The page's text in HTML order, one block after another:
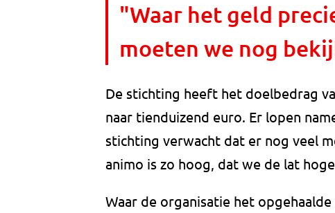
"Waar het geld
moeten we nog
De stichting heeft het doelbedrag
naar tienduizend euro. Er lopen
stichting verwacht dat er nog veel
animo is zo hoog, dat we de lat
Waar de organisatie het